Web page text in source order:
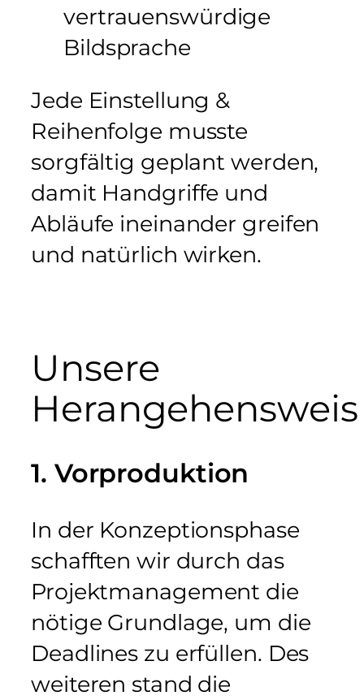
vertrauenswürdige
Bildsprache
Jede Einstellung &
Reihenfolge musste
sorgfältig geplant werden,
damit Handgriffe und
Abläufe ineinander greifen
und natürlich wirken.
Unsere
1. Vorproduktion
In der Konzeptionsphase
schafften wir durch das
Projektmanagement die
nötige Grundlage, um die
Deadlines zu erfüllen. Des
weiteren stand die